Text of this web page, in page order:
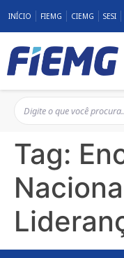
INÍCIO FIEMG CIEMG SESI
Tag: